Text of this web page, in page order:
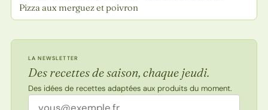
Pizza aux merguez et poivron
LA NEWSLETTER
Des recettes de saison, chaque jeudi.
Des idées de recettes adaptées aux produits du moment.
Adresse email